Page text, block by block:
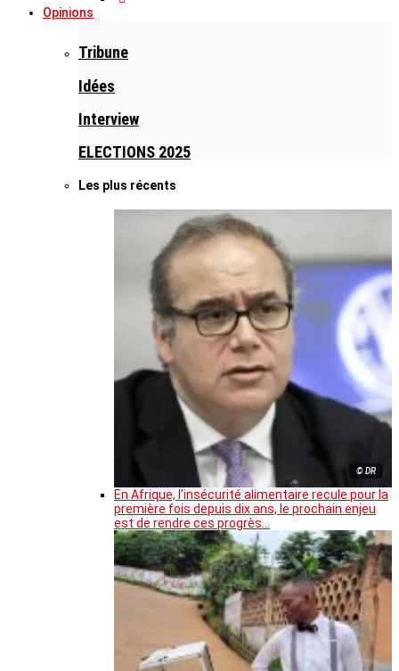
Opinions
Tribune
Idées
Interview
ELECTIONS 2025
Les plus récents
© DR
En Afrique, l’insécurité alimentaire recule pour la
première fois depuis dix ans, le prochain enjeu
est de rendre ces progrès…